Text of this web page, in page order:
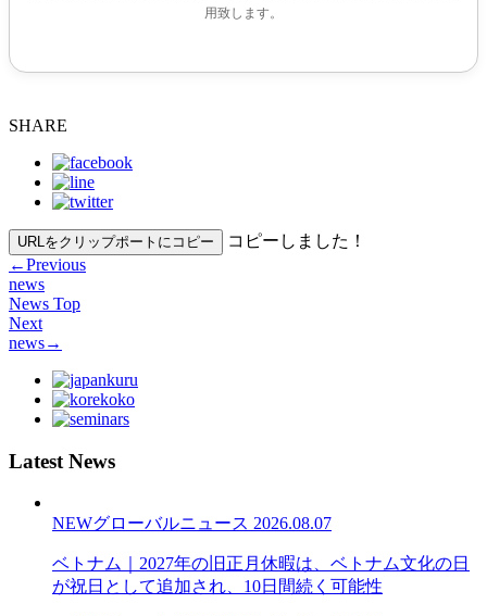
用致します。
SHARE
URLをクリップポートにコピー
コピーしました！
←Previous
news
News Top
Next
news→
Latest News
NEWグローバルニュース 2026.08.07
ベトナム｜2027年の旧正月休暇は、ベトナム文化の日
が祝日として追加され、10日間続く可能性